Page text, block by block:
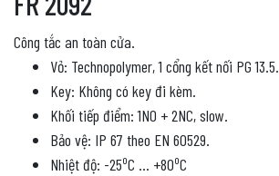
Công tắc an toàn cửa.
Vỏ: Technopolymer, 1 cổng kết nối PG 13.5.
Key: Không có key đi kèm.
Khối tiếp điểm: 1NO + 2NC, slow.
Bảo vệ: IP 67 theo EN 60529.
Nhiệt độ: -25oC … +80oC